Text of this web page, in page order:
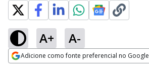
A+ A-
Adicione como fonte preferencial no Google